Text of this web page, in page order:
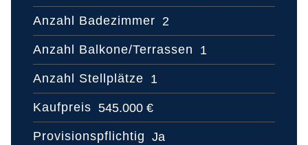
Anzahl Badezimmer 2
Anzahl Balkone/Terrassen 1
Anzahl Stellplätze 1
Kaufpreis 545.000 €
Provisionspflichtig Ja